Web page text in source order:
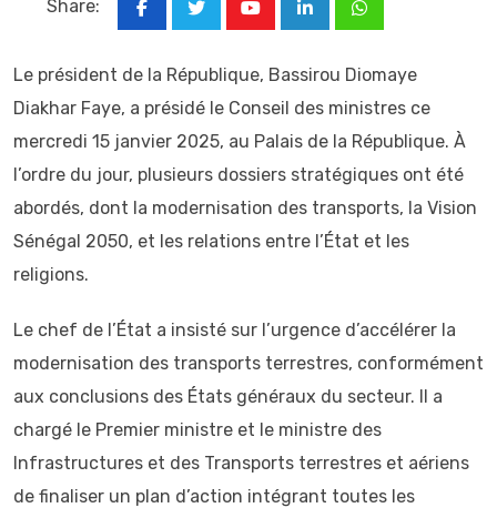
Share:
LinkedInWhatsapp
Le président de la République, Bassirou Diomaye
Diakhar Faye, a présidé le Conseil des ministres ce
mercredi 15 janvier 2025, au Palais de la République. À
l’ordre du jour, plusieurs dossiers stratégiques ont été
abordés, dont la modernisation des transports, la Vision
Sénégal 2050, et les relations entre l’État et les
religions.
Le chef de l’État a insisté sur l’urgence d’accélérer la
modernisation des transports terrestres, conformément
aux conclusions des États généraux du secteur. Il a
chargé le Premier ministre et le ministre des
Infrastructures et des Transports terrestres et aériens
de finaliser un plan d’action intégrant toutes les